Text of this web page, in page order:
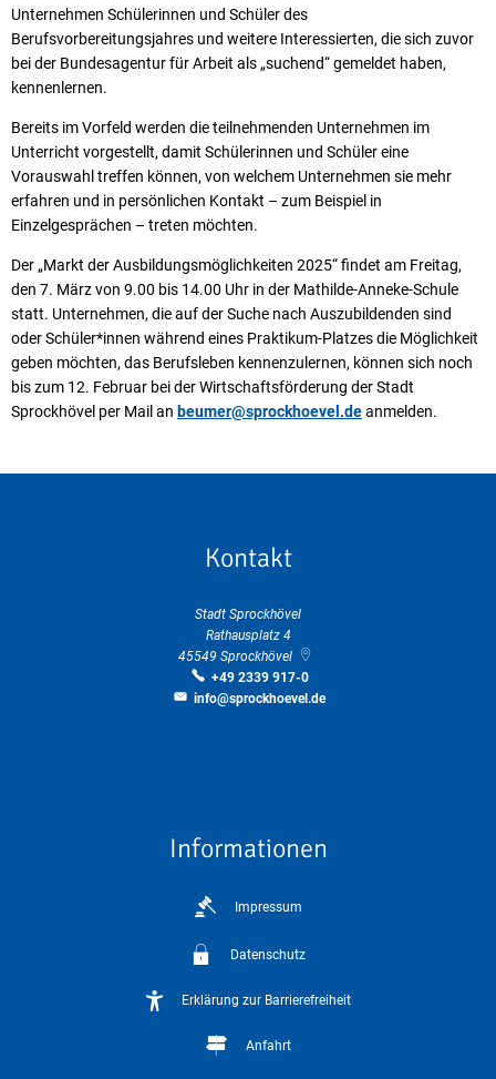
Unternehmen Schülerinnen und Schüler des
Berufsvorbereitungsjahres und weitere Interessierten, die sich zuvor
bei der Bundesagentur für Arbeit als „suchend“ gemeldet haben,
kennenlernen.
Bereits im Vorfeld werden die teilnehmenden Unternehmen im
Unterricht vorgestellt, damit Schülerinnen und Schüler eine
Vorauswahl treffen können, von welchem Unternehmen sie mehr
erfahren und in persönlichen Kontakt – zum Beispiel in
Einzelgesprächen – treten möchten.
Der „Markt der Ausbildungsmöglichkeiten 2025“ findet am Freitag,
den 7. März von 9.00 bis 14.00 Uhr in der Mathilde-Anneke-Schule
statt. Unternehmen, die auf der Suche nach Auszubildenden sind
oder Schüler*innen während eines Praktikum-Platzes die Möglichkeit
geben möchten, das Berufsleben kennenzulernen, können sich noch
bis zum 12. Februar bei der Wirtschaftsförderung der Stadt
Sprockhövel per Mail an beumer@sprockhoevel.deanmelden.
Kontakt
Stadt Sprockhövel
Rathausplatz 4
45549 Sprockhövel
+49 2339 917-0
info@sprockhoevel.de
Informationen
Impressum
Datenschutz
Erklärung zur Barrierefreiheit
Anfahrt